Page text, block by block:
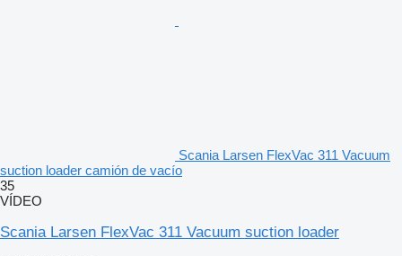
Scania Larsen FlexVac 311 Vacuum
suction loader camión de vacío
35
VÍDEO
Scania Larsen FlexVac 311 Vacuum suction loader